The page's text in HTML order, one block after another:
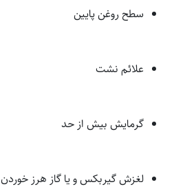
سطح روغن پایین
علائم نشت
گرمایش بیش از حد
لغزش گیربکس و یا گاز هرز خوردن